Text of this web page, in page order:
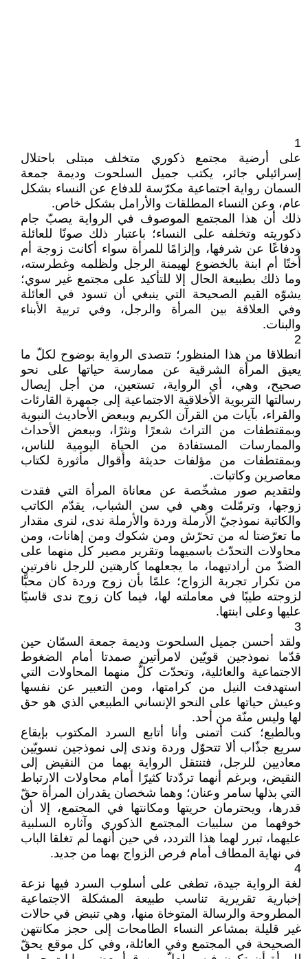
1
على أرضية مجتمع ذكوري متخلف مبتلى باحتلال
إسرائيلي جائر، يكتب جميل السلحوت وديمة جمعة
السمان رواية اجتماعية مكرّسة للدفاع عن النساء بشكل
عام، وعن النساء المطلقات والأرامل بشكل خاص.
ذلك أن هذا المجتمع الموصوف في الرواية يصبّ جام
ذكوريته وتخلفه على النساء؛ باعتبار ذلك صونًا للعائلة
ودفاعًا عن شرفها، وإلزامًا للمرأة سواء أكانت زوجة أم
أختًا أم ابنة بالخضوع لهيمنة الرجل ولظلمه وغطرسته،
وما ذلك بطبيعة الحال إلا للتأكيد على مجتمع غير سوي؛
يشوّه القيم الصحيحة التي ينبغي أن تسود في العائلة
وفي العلاقة بين المرأة والرجل، وفي تربية الأبناء
والبنات.
2
انطلاقا من هذا المنظور؛ تتصدى الرواية بوضوح لكلّ ما
يعيق المرأة الشرقية عن ممارسة حياتها على نحو
صحيح، وهي، أي الرواية، تستعين، من أجل إيصال
رسالتها التربوية الأخلاقية الاجتماعية إلى جمهرة القارئات
والقراء، بآيات من القرآن الكريم وببعض الأحاديث النبوية
وبمقتطفات من التراث شعرًا ونثرًا، وببعض الأحداث
والممارسات المستفادة من الحياة اليومية للناس،
وبمقتطفات من مؤلفات حديثة وأقوال مأثورة لكتاب
معاصرين وكاتبات.
ولتقديم صور مشخّصة عن معاناة المرأة التي فقدت
زوجها، وترمّلت وهي في سن الشباب، يقدّم الكاتب
والكاتبة نموذجيّ الأرملة وردة والأرملة ندى، لنرى مقدار
ما تعرّضتا له من تحرّش ومن شكوك ومن إهانات، ومن
محاولات التحدّث باسميهما وتقرير مصير كل منهما على
الضدّ من أرادتيهما، ما يجعلهما كارهتين للرجل نافرتين
من تكرار تجربة الزواج؛ علمًا بأن زوج وردة كان محبًّا
لزوجته طيبًا في معاملته لها، فيما كان زوج ندى قاسيًا
عليها وعلى ابنتها.
3
ولقد أحسن جميل السلحوت وديمة جمعة السمّان حين
قدّما نموذجين قويّين لامرأتين صمدتا أمام الضغوط
الاجتماعية والعائلية، وتحدّت كلٌّ منهما المحاولات التي
استهدفت النيل من كرامتها، ومن التعبير عن نفسها
وعيش حياتها على النحو الإنساني الطبيعي الذي هو حق
لها وليس منّة من أحد.
وبالطبع؛ كنت أتمنى وأنا أتابع السرد المكتوب بإيقاع
سريع جذّاب ألا تتحوّل وردة وندى إلى نموذجين نسويّين
معاديين للرجل، فتنتقل الرواية بهما من النقيض إلى
النقيض، وبرغم أنهما تردّدتا كثيرًا أمام محاولات الارتباط
التي بذلها سامر وعنان؛ وهما شخصان يقدران المرأة حقّ
قدرها، ويحترمان حريتها ومكانتها في المجتمع، إلا أن
خوفهما من سلبيات المجتمع الذكوري وآثاره السلبية
عليهما، تبرر لهما هذا التردد، في حين أنهما لم تغلقا الباب
في نهاية المطاف أمام فرص الزواج بهما من جديد.
4
لغة الرواية جيدة، تطغى على أسلوب السرد فيها نزعة
إخبارية تقريرية تناسب طبيعة المشكلة الاجتماعية
المطروحة والرسالة المتوخاة منها، وهي تنبض في حالات
غير قليلة بمشاعر النساء الطامحات إلى حجز مكانتهن
الصحيحة في المجتمع وفي العائلة، وفي كل موقع يحقّ